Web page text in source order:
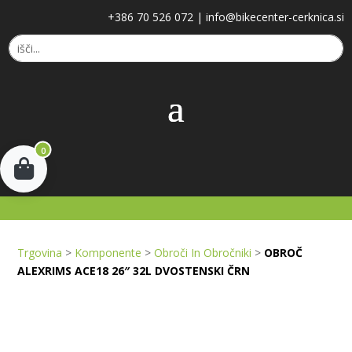
+386 70 526 072 | info@bikecenter-cerknica.si
0
Trgovina > Komponente >Obroči In Obročniki > OBROČ
ALEXRIMS ACE18 26″ 32L DVOSTENSKI ČRN